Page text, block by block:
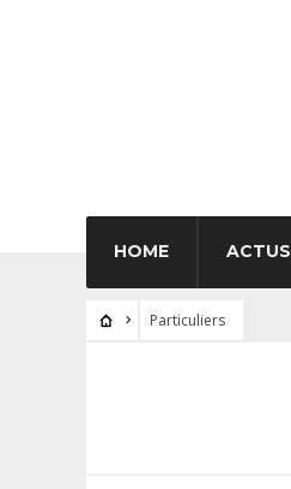
HOME ACTUS
Particuliers